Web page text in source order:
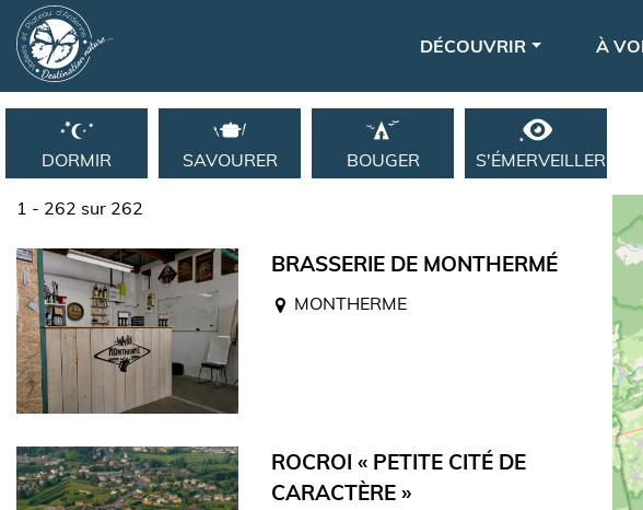
Navigation principale
DÉCOUVRIR À
DORMIR SAVOURER BOUGER S'ÉMERVEILLER
1 - 262 sur 262
BRASSERIE DE MONTHERMÉ
MONTHERME
ROCROI « PETITE CITÉ DE
CARACTÈRE »
Panneau de gestion des cookies